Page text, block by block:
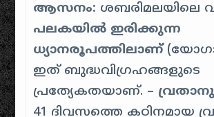
ആസനം: ശബരിമലയിലെ
പലകയിൽ ഇരിക്കുന്ന
ധ്യാനരൂപത്തിലാണ്
ഇത് ബുദ്ധവിഗ്രഹങ്ങളുടെ
പ്രത്യേകതയാണ്. –
41 ദിവസത്തെ കഠിനമായ